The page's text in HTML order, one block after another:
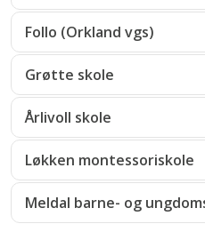
Follo (Orkland vgs)
Grøtte skole
Årlivoll skole
Løkken montessoriskole
Meldal barne- og